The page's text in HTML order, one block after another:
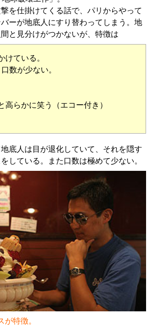
を仕掛けてくる話で、パリからやって
ーが地底人にすり替わってしまう。地
と見分けがつかないが、特徴は
けている。
数が少ない。
高らかに笑う（エコー付き）
底人は目が退化していて、それを隠す
している。また口数は極めて少ない。
が特徴。